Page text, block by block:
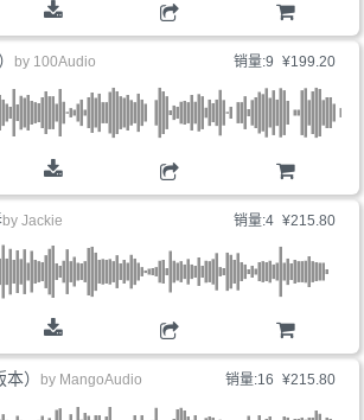
购物车
销量:9 ¥199.20
购物车
by 100Audio
销量:4 ¥215.80
购物车
by Jackie
销量:16 ¥215.80
） by MangoAudio